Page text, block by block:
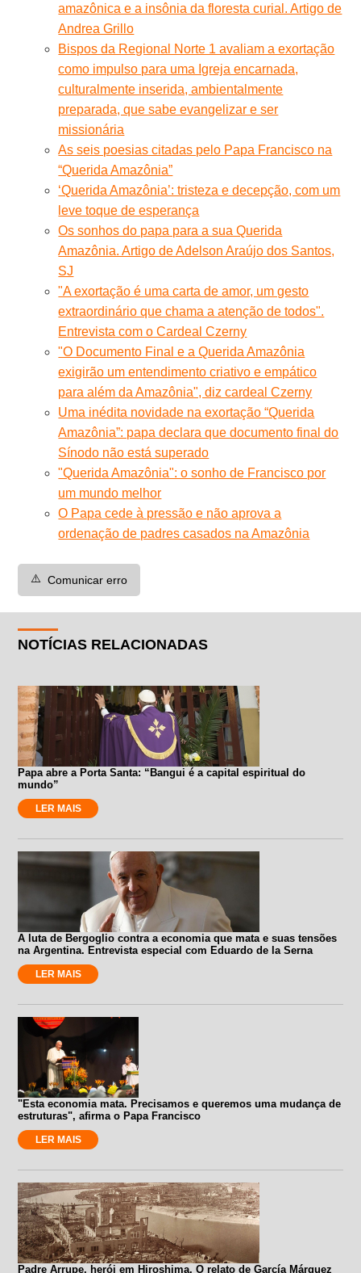
amazônica e a insônia da floresta curial. Artigo de
Andrea Grillo
Bispos da Regional Norte 1 avaliam a exortação
como impulso para uma Igreja encarnada,
culturalmente inserida, ambientalmente
preparada, que sabe evangelizar e ser
missionária
As seis poesias citadas pelo Papa Francisco na
“Querida Amazônia”
‘Querida Amazônia’: tristeza e decepção, com um
leve toque de esperança
Os sonhos do papa para a sua Querida
Amazônia. Artigo de Adelson Araújo dos Santos,
SJ
"A exortação é uma carta de amor, um gesto
extraordinário que chama a atenção de todos".
Entrevista com o Cardeal Czerny
"O Documento Final e a Querida Amazônia
exigirão um entendimento criativo e empático
para além da Amazônia", diz cardeal Czerny
Uma inédita novidade na exortação “Querida
Amazônia”: papa declara que documento final do
Sínodo não está superado
"Querida Amazônia": o sonho de Francisco por
um mundo melhor
O Papa cede à pressão e não aprova a
ordenação de padres casados na Amazônia
⚠️ Comunicar erro
NOTÍCIAS RELACIONADAS
Papa abre a Porta Santa: “Bangui é a capital espiritual do
mundo”
LER MAIS
A luta de Bergoglio contra a economia que mata e suas tensões
na Argentina. Entrevista especial com Eduardo de la Serna
LER MAIS
"Esta economia mata. Precisamos e queremos uma mudança de
estruturas", afirma o Papa Francisco
LER MAIS
Padre Arrupe, herói em Hiroshima. O relato de García Márquez